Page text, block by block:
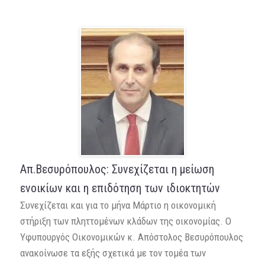
Απ.Βεσυρόπουλος: Συνεχίζεται η μείωση
ενοικίων και η επιδότηση των ιδιοκτητών
Συνεχίζεται και για το μήνα Μάρτιο η οικονομική
στήριξη των πληττομένων κλάδων της οικονομίας. Ο
Υφυπουργός Οικονομικών κ. Απόστολος Βεσυρόπουλος
ανακοίνωσε τα εξής σχετικά με τον τομέα των